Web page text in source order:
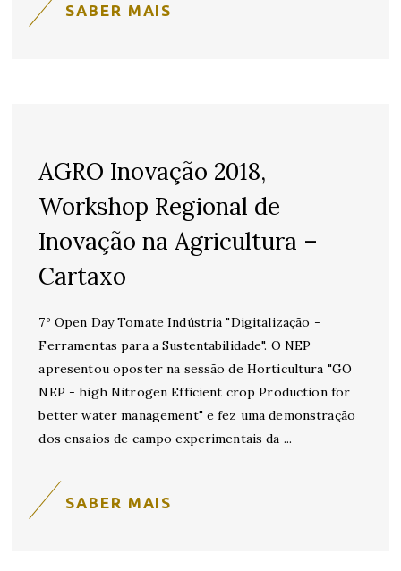
SABER MAIS
AGRO Inovação 2018,
Workshop Regional de
Inovação na Agricultura –
Cartaxo
7º Open Day Tomate Indústria "Digitalização -
Ferramentas para a Sustentabilidade". O NEP
apresentou oposter na sessão de Horticultura "GO
NEP - high Nitrogen Efficient crop Production for
better water management" e fez uma demonstração
dos ensaios de campo experimentais da
SABER MAIS